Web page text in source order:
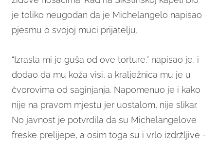
je toliko neugodan da je Michelangelo napisao
pjesmu o svojoj muci prijatelju,
“Izrasla mi je guša od ove torture,” napisao je, i
dodao da mu koža visi, a kralježnica mu je u
čvorovima od saginjanja. Napomenuo je i kako
nije na pravom mjestu jer uostalom, nije slikar.
No javnost je potvrdila da su Michelangelove
freske prelijepe, a osim toga su i vrlo izdržljive -